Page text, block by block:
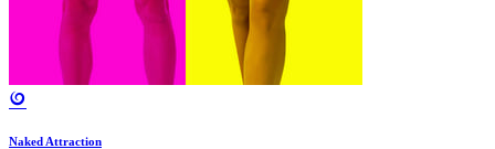
Naked Attraction